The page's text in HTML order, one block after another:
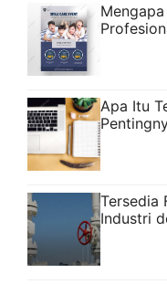
Apa Itu
Tersedia
Industri